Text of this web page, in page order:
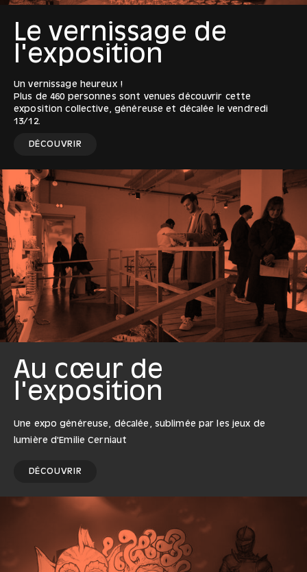
Le vernissage de
l'exposition
Un vernissage heureux !
Plus de 460 personnes sont venues découvrir cette
exposition collective, généreuse et décalée le vendredi
13/12.
DÉCOUVRIR
Au cœur de
l'exposition
Une expo généreuse, décalée, sublimée par les jeux de
lumière d'Emilie Cerniaut
DÉCOUVRIR